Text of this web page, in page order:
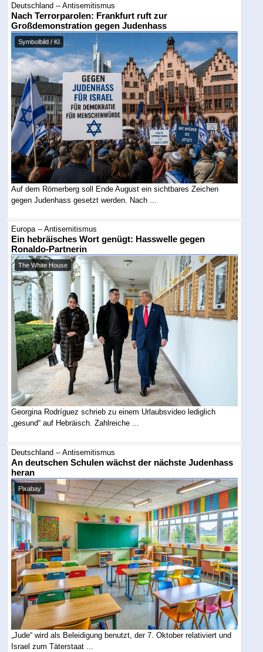
Deutschland -- Antisemitismus
Nach Terrorparolen: Frankfurt ruft zur
Großdemonstration gegen Judenhass
Symbolbild / KI
Auf dem Römerberg soll Ende August ein sichtbares Zeichen
gegen Judenhass gesetzt werden. Nach ...
Europa -- Antisemitismus
Ein hebräisches Wort genügt: Hasswelle gegen
Ronaldo-Partnerin
The White House
Georgina Rodríguez schrieb zu einem Urlaubsvideo lediglich
„gesund“ auf Hebräisch. Zahlreiche ...
Deutschland -- Antisemitismus
An deutschen Schulen wächst der nächste Judenhass
heran
Pixabay
„Jude“ wird als Beleidigung benutzt, der 7. Oktober relativiert und
Israel zum Täterstaat ...